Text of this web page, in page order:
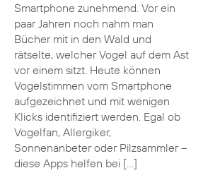
Smartphone zunehmend. Vor ein
paar Jahren noch nahm man
Bücher mit in den Wald und
rätselte, welcher Vogel auf dem Ast
vor einem sitzt. Heute können
Vogelstimmen vom Smartphone
aufgezeichnet und mit wenigen
Klicks identifiziert werden. Egal ob
Vogelfan, Allergiker,
Sonnenanbeter oder Pilzsammler –
diese Apps helfen bei […]